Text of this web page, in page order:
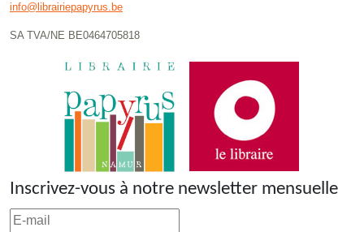
info@librairiepapyrus.be
SA TVA/NE BE0464705818
Inscrivez-vous à notre newsletter mensuelle